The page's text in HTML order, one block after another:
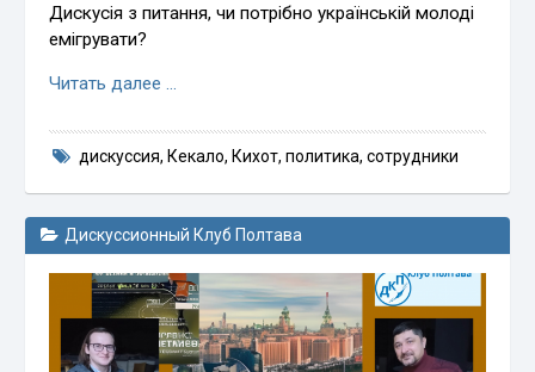
Дискусія з питання, чи потрібно українській молоді
емігрувати?
Читать далее …
дискуссия, Кекало, Кихот, политика, сотрудники
Дискуссионный Клуб Полтава